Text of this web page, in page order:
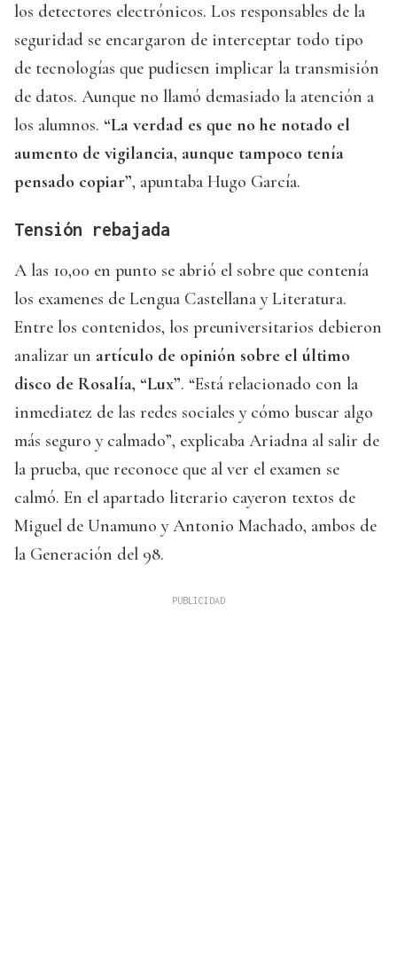
los detectores electrónicos. Los responsables de la
seguridad se encargaron de interceptar todo tipo
de tecnologías que pudiesen implicar la transmisión
de datos. Aunque no llamó demasiado la atención a
los alumnos. “La verdad es que no he notado el
aumento de vigilancia, aunque tampoco tenía
pensado copiar”, apuntaba Hugo García.
Tensión rebajada
A las 10,00 en punto se abrió el sobre que contenía
los examenes de Lengua Castellana y Literatura.
Entre los contenidos, los preuniversitarios debieron
analizar un artículo de opinión sobre el último
disco de Rosalía, “Lux”. “Está relacionado con la
inmediatez de las redes sociales y cómo buscar algo
más seguro y calmado”, explicaba Ariadna al salir de
la prueba, que reconoce que al ver el examen se
calmó. En el apartado literario cayeron textos de
Miguel de Unamuno y Antonio Machado, ambos de
la Generación del 98.